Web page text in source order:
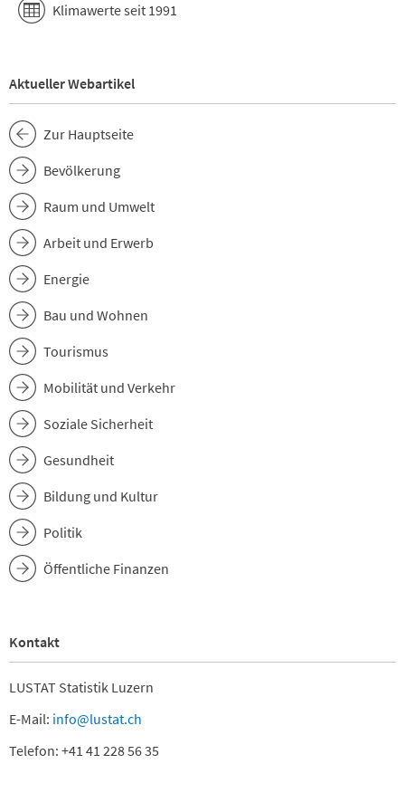
Klimawerte seit 1991
Aktueller Webartikel
Zur Hauptseite
Bevölkerung
Raum und Umwelt
Arbeit und Erwerb
Energie
Bau und Wohnen
Tourismus
Mobilität und Verkehr
Soziale Sicherheit
Gesundheit
Bildung und Kultur
Politik
Öffentliche Finanzen
Kontakt
LUSTAT Statistik Luzern
E-Mail: info@lustat.ch
Telefon: +41 41 228 56 35